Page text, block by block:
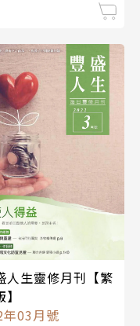
人生靈修月刊【繁
03月號